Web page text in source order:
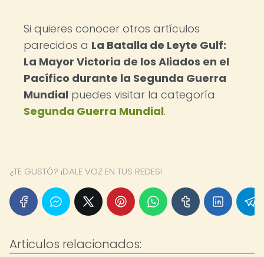
Si quieres conocer otros artículos
parecidos a La Batalla de Leyte Gulf:
La Mayor Victoria de los Aliados en el
Pacífico durante la Segunda Guerra
Mundial puedes visitar la categoría
Segunda Guerra Mundial.
¿TE GUSTÓ? ¡DALE VOZ EN TUS REDES!
Articulos relacionados: